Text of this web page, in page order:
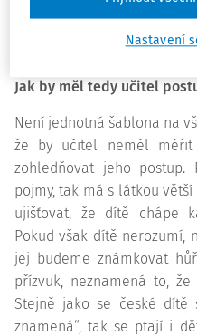
uvědomuje, že
věskem“, bilingualita
Jak by měl tedy učitel
Není jednotná šablona na
že by učitel neměl
zohledňovat jeho
pojmy, tak má s látkou
ujišťovat, že dítě chápe
Pokud však dítě nerozumí,
jej budeme známkovat
přízvuk, neznamená to,
Stejně jako se české dítě
znamená“, tak se ptají i
Nastavení